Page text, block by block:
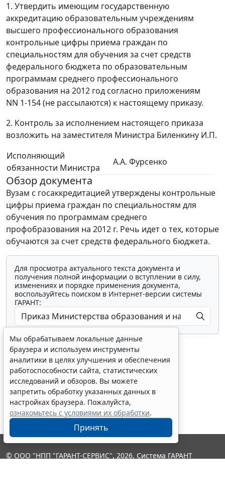
1. Утвердить имеющим государственную
аккредитацию образовательным учреждениям
высшего профессионального образования
контрольные цифры приема граждан по
специальностям для обучения за счет средств
федерального бюджета по образовательным
программам среднего профессионального
образования на 2012 год согласно приложениям
NN 1-154 (не рассылаются) к настоящему приказу.
2. Контроль за исполнением настоящего приказа
возложить на заместителя Министра Биленкину И.П.
Исполняющий
обязанности Министра
А.А. Фурсенко
Обзор документа
Вузам с госаккредитацией утверждены контрольные
цифры приема граждан по специальностям для
обучения по программам среднего
профобразования на 2012 г. Речь идет о тех, которые
обучаются за счет средств федерального бюджета.
Для просмотра актуального текста документа и
получения полной информации о вступлении в силу,
изменениях и порядке применения документа,
воспользуйтесь поиском в Интернет-версии системы
ГАРАНТ:
Показать все материалы
Мы обрабатываем локальные данные
браузера и используем инструменты
аналитики в целях улучшения и обеспечения
работоспособности сайта, статистических
исследований и обзоров. Вы можете
запретить обработку указанных данных в
настройках браузера. Пожалуйста,
ознакомьтесь с условиями их обработки.
Принять
© ООО "НПП "ГАРАНТ-СЕРВИС", 2026. Система ГАРАНТ